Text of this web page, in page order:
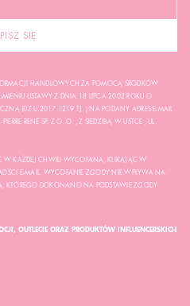
SIĘ
HANDLOWYCH ZA POMOCĄ ŚRODKÓW
USTAWY Z DNIA 18 LIPCA 2002 ROKU O
(DZ.U.2017.1219 TJ..) NA PODANY ADRES E-MAIL
RENÉ SP. Z O. O. , Z SIEDZIBĄ W USTCE , UL.
W KAŻDEJ CHWILI WYCOFANA, KLIKAJĄC W
E-MAIL. WYCOFANIE ZGODY NIE WPŁYWA NA
KTÓREGO DOKONANO NA PODSTAWIE ZGODY
OUTLECIE ORAZ PRODUKTÓW INFLUENCERSKICH